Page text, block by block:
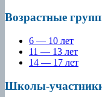
Возрастные
6 — 10 лет
11 — 13 лет
14 — 17 лет
Школы-